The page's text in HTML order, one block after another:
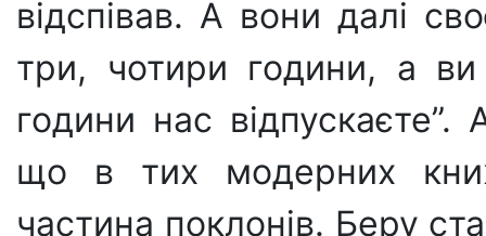
відспівав. А вони далі
три, чотири години, а
години нас
що в тих модерних
частина поклонів. Беру